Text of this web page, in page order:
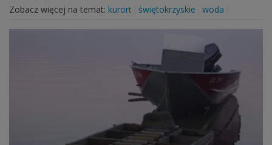
Zobacz więcej na temat: kurort świętokrzyskie woda